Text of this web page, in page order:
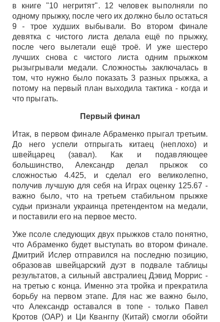
в книге "10 негритят". 12 человек выполняли по
одному прыжку, после чего их должно было остаться
9 - трое худших выбывали. Во втором финале
девятка с чистого листа делала ещё по прыжку,
после чего вылетали ещё троё. И уже шестеро
лучших снова с чистого листа одним прыжком
рызыгрывали медали. Сложностьь заключалась в
том, что нужно было показать 3 разных прыжка, а
потому на первый план выходила тактика - когда и
что прыгать.
Первый финал
Итак, в первом финале Абраменко прыгал третьим.
До него успели отпрыгать китаец (неплохо) и
швейцарец (завал). Как и подавляющее
большинство, Александр делал прыжок со
сложностью 4.425, и сделал его великолепно,
получив лучшую для себя на Играх оценку 125.67 -
важно было, что на третьем стабильном прыжке
судьи признали украинца претендентом на медали,
и поставили его на первое место.
Уже псоле следующих двух прыжков стало понятно,
что Абраменко будет выступать во втором финале.
Дмитрий Ислер отправился на последню позицию,
образовав швейцарский дуэт в подвале таблицы
результатов, а сильный австралиец Дэвид Моррис -
на третью с конца. Именно эта тройка и прекратила
борьбу на первом этапе. Для нас же важно было,
что Александр оставался в топе - только Павел
Кротов (ОАР) и Ци Квангпу (Китай) смогли обойти